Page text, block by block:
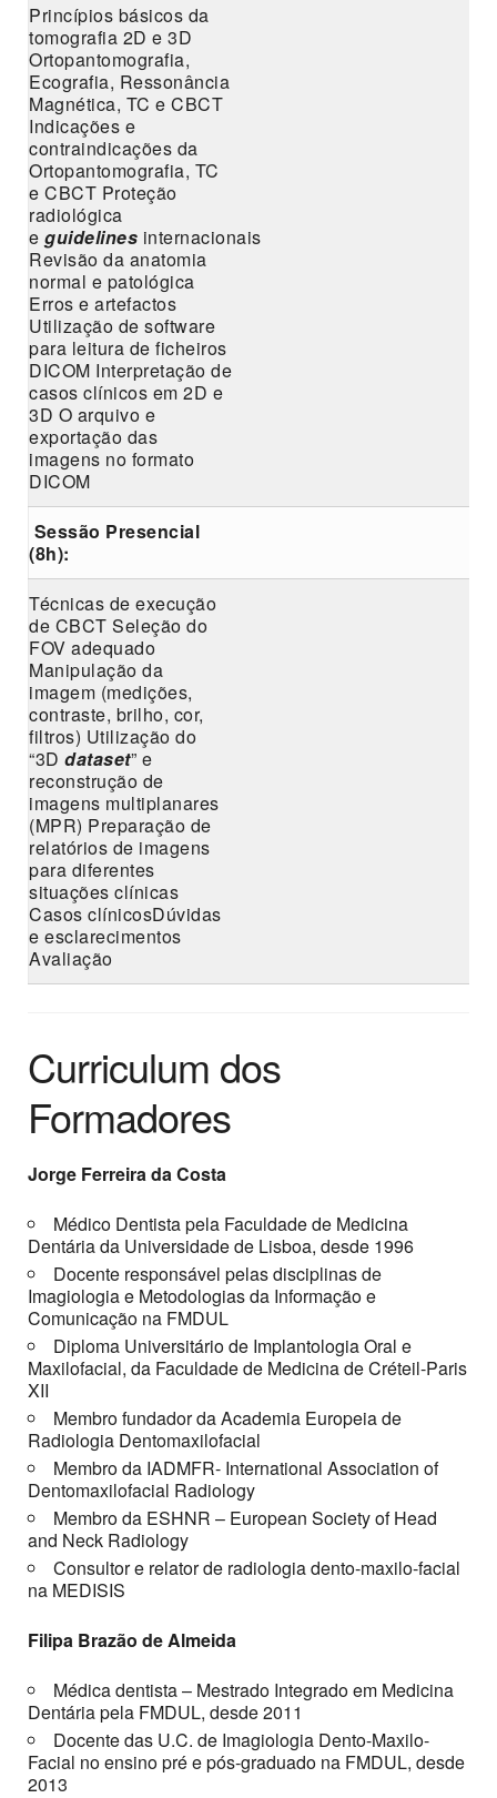
Princípios básicos da
tomografia 2D e 3D
Ortopantomografia,
Ecografia, Ressonância
Magnética, TC e CBCT
Indicações e
contraindicações da
Ortopantomografia, TC
e CBCT Proteção
radiológica
e guidelines internacionais
Revisão da anatomia
normal e patológica
Erros e artefactos
Utilização de software
para leitura de ficheiros
DICOM Interpretação de
casos clínicos em 2D e
3D O arquivo e
exportação das
imagens no formato
DICOM
Sessão Presencial
(8h):
Técnicas de execução
de CBCT Seleção do
FOV adequado
Manipulação da
imagem (medições,
contraste, brilho, cor,
filtros) Utilização do
“3D dataset” e
reconstrução de
imagens multiplanares
(MPR) Preparação de
relatórios de imagens
para diferentes
situações clínicas
Casos clínicosDúvidas
e esclarecimentos
Avaliação
Curriculum dos
Formadores
Jorge Ferreira da Costa
Médico Dentista pela Faculdade de Medicina
Dentária da Universidade de Lisboa, desde 1996
Docente responsável pelas disciplinas de
Imagiologia e Metodologias da Informação e
Comunicação na FMDUL
Diploma Universitário de Implantologia Oral e
Maxilofacial, da Faculdade de Medicina de Créteil-Paris
XII
Membro fundador da Academia Europeia de
Radiologia Dentomaxilofacial
Membro da IADMFR- International Association of
Dentomaxilofacial Radiology
Membro da ESHNR – European Society of Head
and Neck Radiology
Consultor e relator de radiologia dento-maxilo-facial
na MEDISIS
Filipa Brazão de Almeida
Médica dentista – Mestrado Integrado em Medicina
Dentária pela FMDUL, desde 2011
Docente das U.C. de Imagiologia Dento-Maxilo-
Facial no ensino pré e pós-graduado na FMDUL, desde
2013